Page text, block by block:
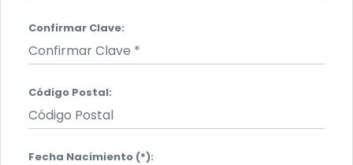
Confirmar Clave:
Código Postal:
Fecha Nacimiento (*):